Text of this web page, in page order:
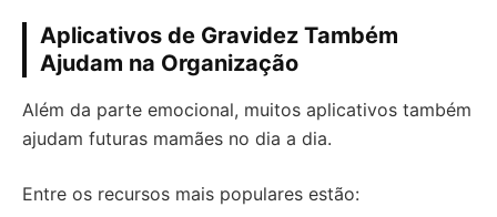
Aplicativos de Gravidez Também
Ajudam na Organização
Além da parte emocional, muitos aplicativos também
ajudam futuras mamães no dia a dia.
Entre os recursos mais populares estão: